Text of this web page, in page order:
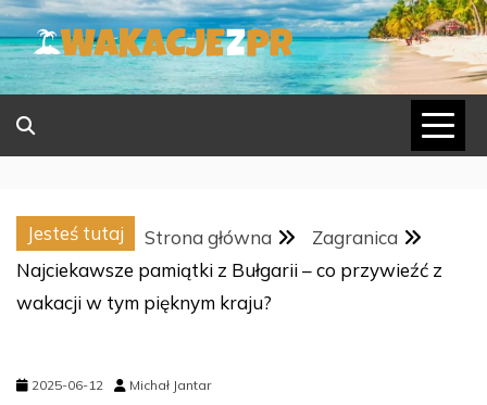
Skip
to
content
Jesteś tutaj Strona główna
Zagranica
Najciekawsze pamiątki z Bułgarii – co przywieźć z
wakacji w tym pięknym kraju?
2025-06-12 Michał Jantar